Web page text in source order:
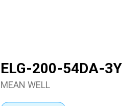
ELG-200-54DA-3Y
MEAN WELL